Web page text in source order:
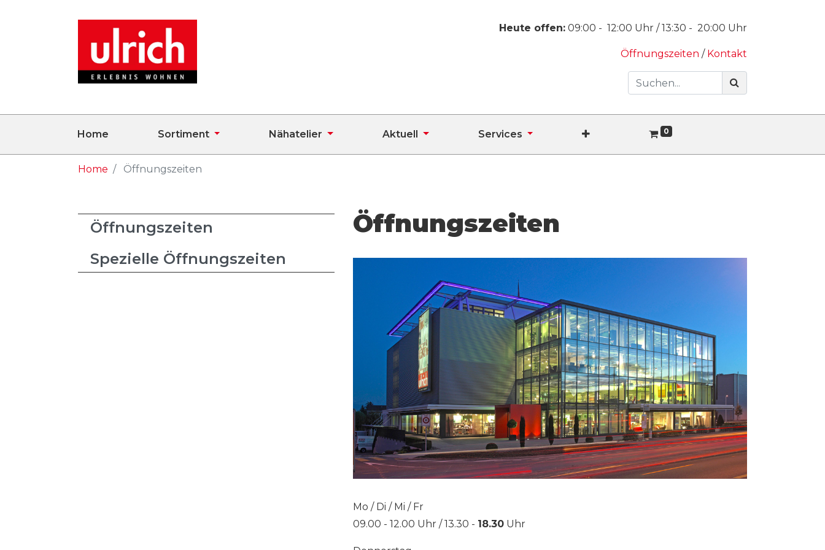
Heute offen: 09:00 - 12:00 Uhr /13:30 - 20:00 Uhr
Öffnungszeiten / Kontakt
Home Sortiment Nähatelier Aktuell Services 0
Home Öffnungszeiten
Öffnungszeiten
Spezielle Öffnungszeiten
Öffnungszeiten
Mo / Di / Mi / Fr
09.00 - 12.00 Uhr / 13.30 - 18.30 Uhr